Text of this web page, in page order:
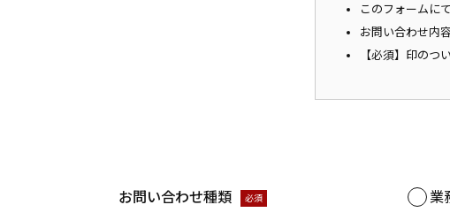
このフォームに
お問い合わせ内
【必須】印のつ
お問い合わせ種類 必須 業